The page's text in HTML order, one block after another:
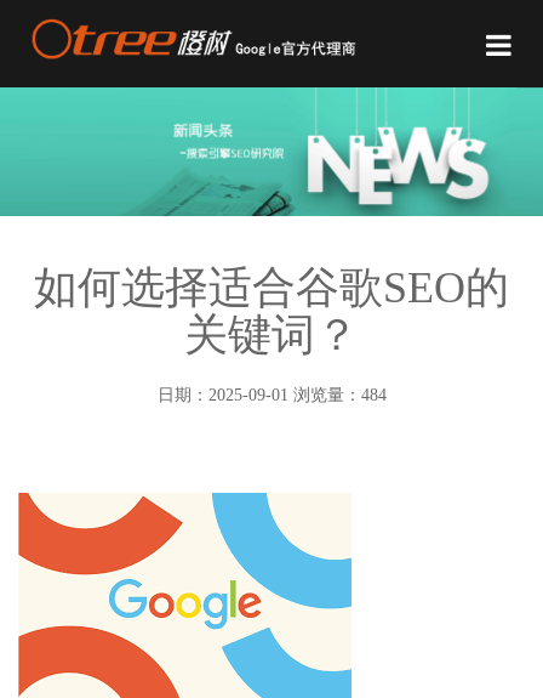
如何选择适合谷歌SEO的
关键词？
日期：2025-09-01 浏览量：484